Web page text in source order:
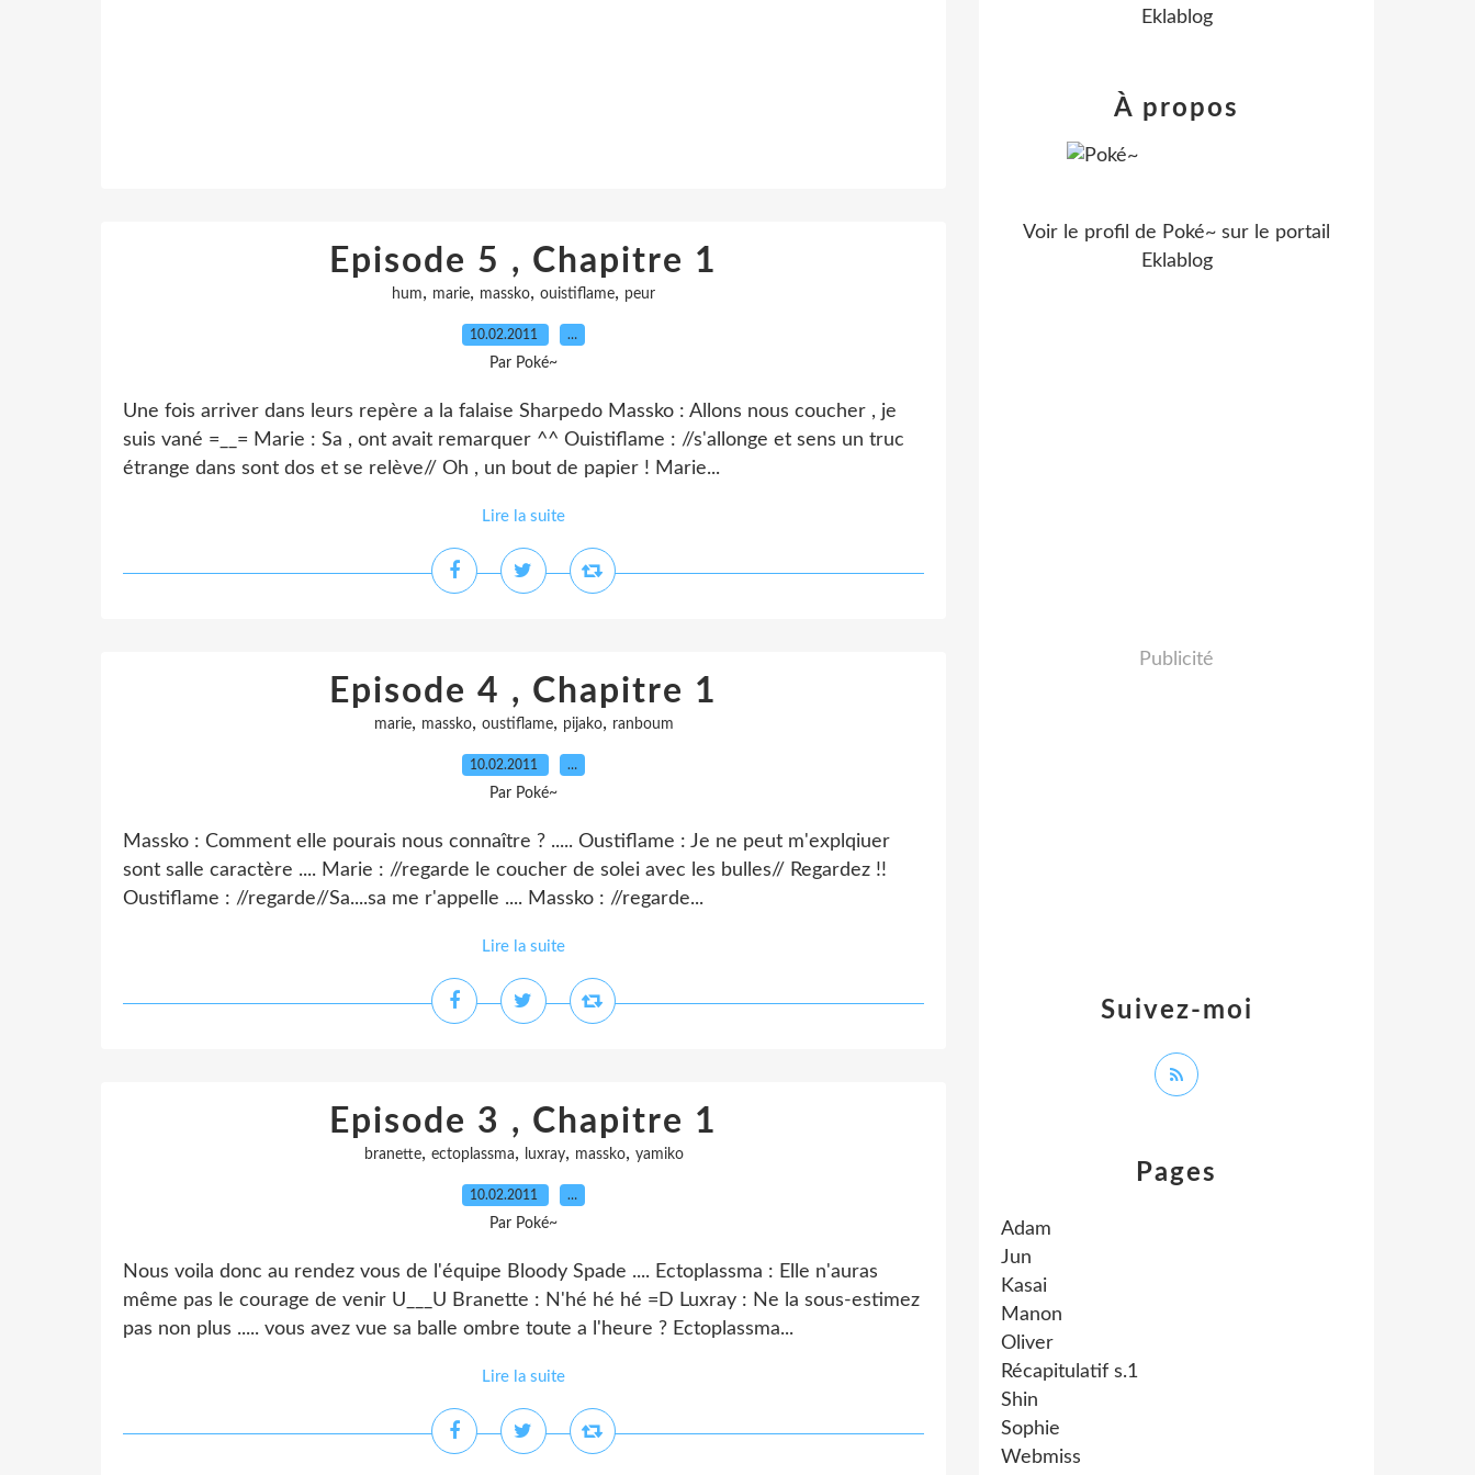
Episode 5 , Chapitre 1
hum, marie, massko, ouistiflame, peur
10.02.2011 …
Par Poké~
Une fois arriver dans leurs repère a la falaise Sharpedo Massko : Allons nous coucher , je
suis vané =__= Marie : Sa , ont avait remarquer ^^ Ouistiflame : //s'allonge et sens un truc
étrange dans sont dos et se relève// Oh , un bout de papier ! Marie...
Lire la suite
Episode 4 , Chapitre 1
marie, massko, oustiflame, pijako, ranboum
10.02.2011 …
Par Poké~
Massko : Comment elle pourais nous connaître ? ..... Oustiflame : Je ne peut m'explqiuer
sont salle caractère .... Marie : //regarde le coucher de solei avec les bulles// Regardez !!
Oustiflame : //regarde//Sa....sa me r'appelle .... Massko : //regarde...
Lire la suite
Episode 3 , Chapitre 1
branette, ectoplassma, luxray, massko, yamiko
10.02.2011 …
Par Poké~
Nous voila donc au rendez vous de l'équipe Bloody Spade .... Ectoplassma : Elle n'auras
même pas le courage de venir U___U Branette : N'hé hé hé =D Luxray : Ne la sous-estimez
pas non plus ..... vous avez vue sa balle ombre toute a l'heure ? Ectoplassma...
Lire la suite
Pages
Adam
Jun
Kasai
Manon
Oliver
Récapitulatif s.1
Shin
Sophie
Webmiss
Eklablog
Suivez-moi
À propos
Voir le profil de Poké~ sur le portail
Eklablog
Publicité